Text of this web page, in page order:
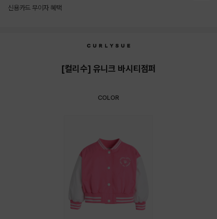
신용카드 무이자 혜택
[컬리수] 유니크 바시티점퍼
COLOR